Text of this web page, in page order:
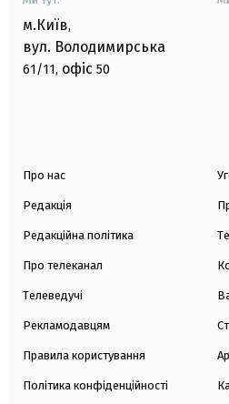
м.Київ,
вул. Володимирська
61/11, офіс 50
Про нас
Редакція
Редакційна політика
Про телеканал
Телеведучі
Рекламодавцям
Правила користування
Політика конфіденційності